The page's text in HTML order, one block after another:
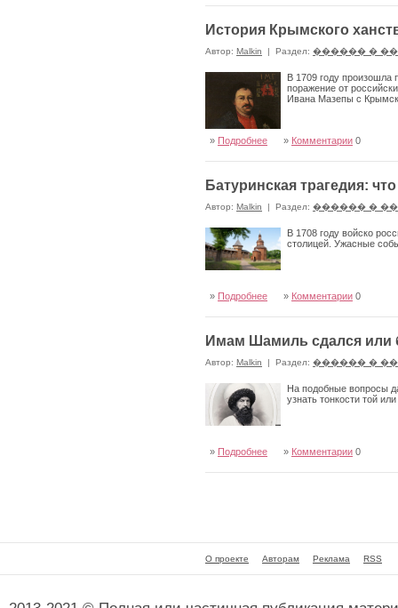
История Крымского
Автор: Malkin | Раздел: ������ �
В 1709 году произошла
поражение от
Ивана Мазепы с
» Подробнее » Комментарии 0
Батуринская трагедия:
Автор: Malkin | Раздел: ������ �
В 1708 году войско
столицей. Ужасные
» Подробнее » Комментарии 0
Имам Шамиль сдался или
Автор: Malkin | Раздел: ������ �
На подобные вопросы
узнать тонкости той
» Подробнее » Комментарии 0
О проекте Авторам Реклама RSS